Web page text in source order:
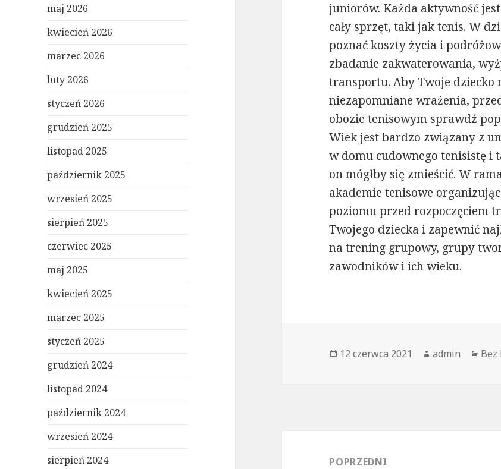
maj 2026
kwiecień 2026
marzec 2026
luty 2026
styczeń 2026
grudzień 2025
listopad 2025
październik 2025
wrzesień 2025
sierpień 2025
czerwiec 2025
maj 2025
kwiecień 2025
marzec 2025
styczeń 2025
grudzień 2024
listopad 2024
październik 2024
wrzesień 2024
sierpień 2024
juniorów. Każda aktywność
cały sprzęt, taki jak tenis. W
poznać koszty życia i
zbadanie zakwaterowania,
transportu. Aby Twoje dziecko
niezapomniane wrażenia,
obozie tenisowym sprawdź
Wiek jest bardzo związany z
w domu cudownego tenisistę i
on mógłby się zmieścić. W
akademie tenisowe
poziomu przed rozpoczęciem
Twojego dziecka i zapewnić
na trening grupowy, grupy
zawodników i ich wieku.
Opublikowano
12 czerwca 2021 Autor
admin
POPRZEDNI